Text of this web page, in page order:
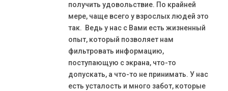
получить удовольствие. По крайней
мере, чаще всего у взрослых людей это
так. Ведь у нас с Вами есть жизненный
опыт, который позволяет нам
фильтровать информацию,
поступающую с экрана, что-то
допускать, а что-то не принимать. У нас
есть усталость и много забот, которые